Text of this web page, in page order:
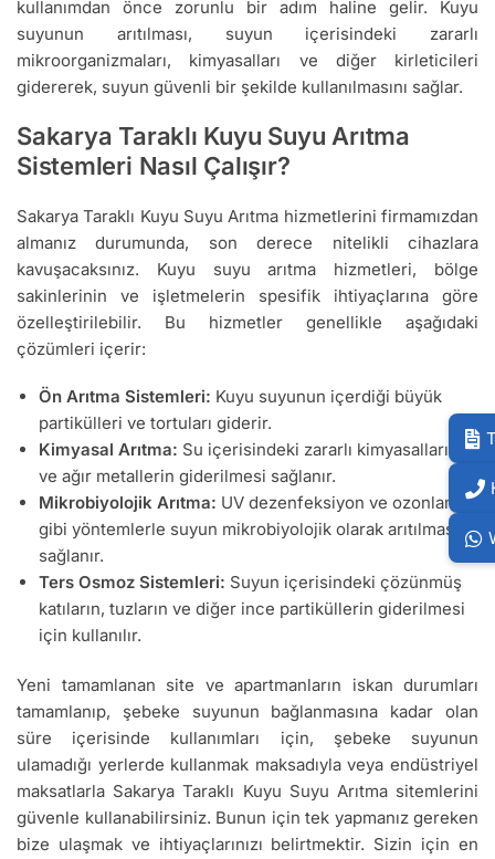
kullanımdan önce zorunlu bir adım haline gelir. Kuyu
suyunun arıtılması, suyun içerisindeki zararlı
mikroorganizmaları, kimyasalları ve diğer kirleticileri
gidererek, suyun güvenli bir şekilde kullanılmasını sağlar.
Sakarya Taraklı Kuyu Suyu Arıtma
Sistemleri Nasıl Çalışır?
Sakarya Taraklı Kuyu Suyu Arıtma hizmetlerini firmamızdan
almanız durumunda, son derece nitelikli cihazlara
kavuşacaksınız. Kuyu suyu arıtma hizmetleri, bölge
sakinlerinin ve işletmelerin spesifik ihtiyaçlarına göre
özelleştirilebilir. Bu hizmetler genellikle aşağıdaki
çözümleri içerir:
Ön Arıtma Sistemleri: Kuyu suyunun içerdiği büyük
partikülleri ve tortuları giderir.
Kimyasal Arıtma: Su içerisindeki zararlı kimyasalların
ve ağır metallerin giderilmesi sağlanır.
Mikrobiyolojik Arıtma: UV dezenfeksiyon ve ozonlama
gibi yöntemlerle suyun mikrobiyolojik olarak arıtılması
sağlanır.
Ters Osmoz Sistemleri: Suyun içerisindeki çözünmüş
katıların, tuzların ve diğer ince partiküllerin giderilmesi
için kullanılır.
Yeni tamamlanan site ve apartmanların iskan durumları
tamamlanıp, şebeke suyunun bağlanmasına kadar olan
süre içerisinde kullanımları için, şebeke suyunun
ulamadığı yerlerde kullanmak maksadıyla veya endüstriyel
maksatlarla Sakarya Taraklı Kuyu Suyu Arıtma sitemlerini
güvenle kullanabilirsiniz. Bunun için tek yapmanız gereken
bize ulaşmak ve ihtiyaçlarınızı belirtmektir. Sizin için en